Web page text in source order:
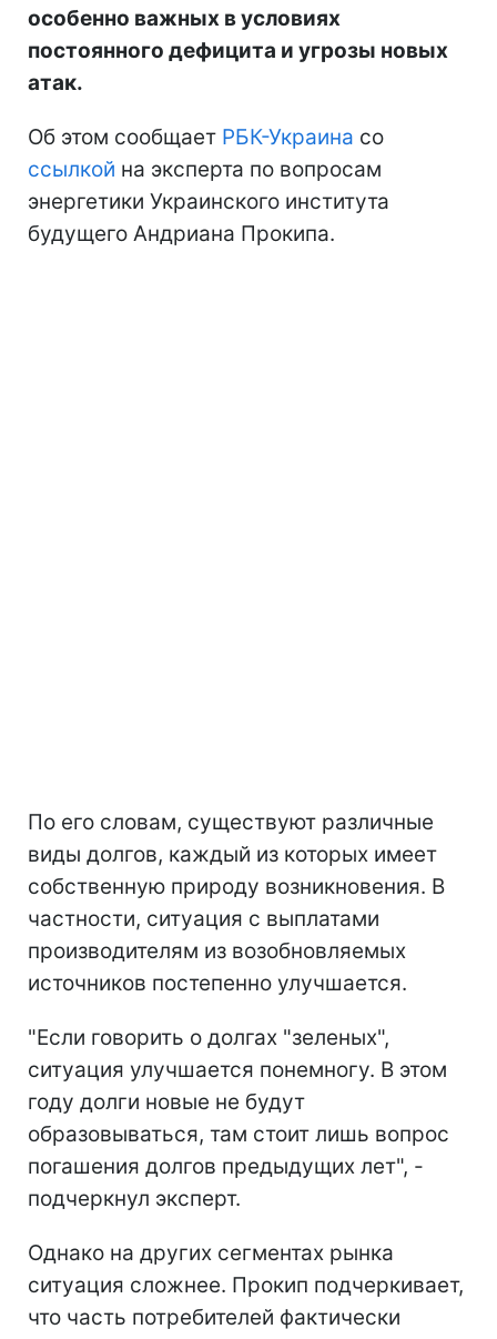
особенно важных в условиях
постоянного дефицита и угрозы новых
атак.
Об этом сообщает РБК-Украина со
ссылкой на эксперта по вопросам
энергетики Украинского института
будущего Андриана Прокипа.
По его словам, существуют различные
виды долгов, каждый из которых имеет
собственную природу возникновения. В
частности, ситуация с выплатами
производителям из возобновляемых
источников постепенно улучшается.
"Если говорить о долгах "зеленых",
ситуация улучшается понемногу. В этом
году долги новые не будут
образовываться, там стоит лишь вопрос
погашения долгов предыдущих лет", -
подчеркнул эксперт.
Однако на других сегментах рынка
ситуация сложнее. Прокип подчеркивает,
что часть потребителей фактически